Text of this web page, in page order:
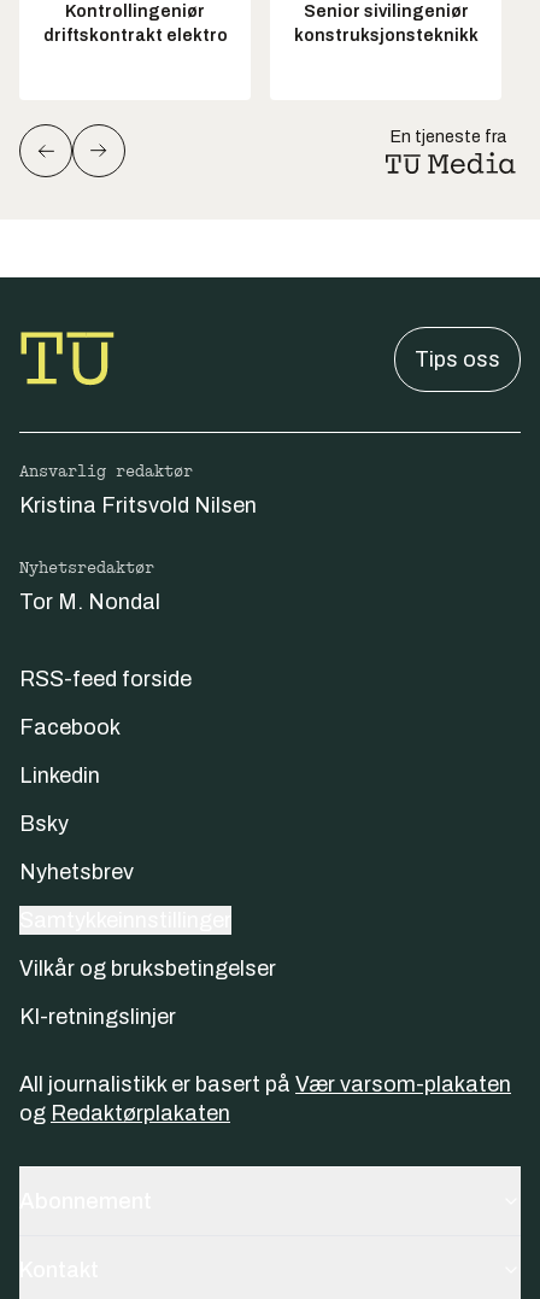
Kontrollingeniør
driftskontrakt elektro
Senior sivilingeniør
konstruksjonsteknikk
En tjeneste fra
Tips oss
Ansvarlig redaktør
Kristina Fritsvold Nilsen
Nyhetsredaktør
Tor M. Nondal
RSS-feed forside
Facebook
Linkedin
Bsky
Nyhetsbrev
Vilkår og bruksbetingelser
KI-retningslinjer
All journalistikk er basert på Vær varsom-plakaten
og Redaktørplakaten